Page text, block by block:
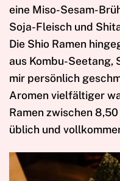
eine Miso-Sesam-
Soja-Fleisch und
Die Shio Ramen
aus Kombu-Seetang,
mir persönlich
Aromen vielfältiger
Ramen zwischen 8,50
üblich und